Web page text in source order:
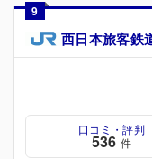
9
西日本旅客鉄
口コミ・評判
536 件